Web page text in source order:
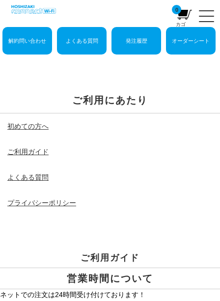
0
カゴ
解約問い合わせ よくある質問 発注履歴 オーダーシート
ご利用にあたり
初めての方へ
ご利用ガイド
よくある質問
プライバシーポリシー
ご利用ガイド
営業時間について
ネットでの注文は24時間受け付けております！